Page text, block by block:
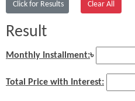
Result
Monthly Installment:৳
Total Price with Interest: